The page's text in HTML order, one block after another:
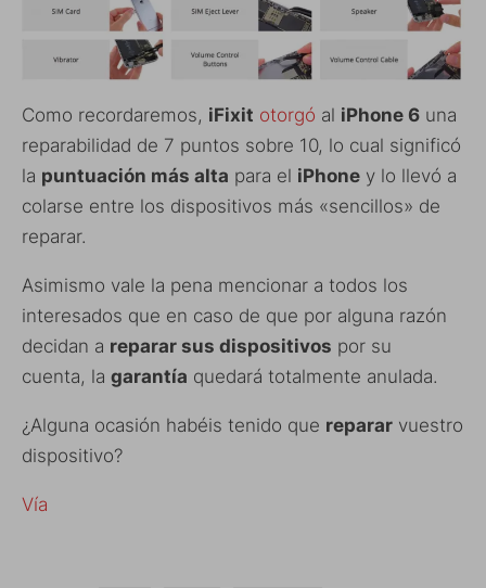
Como recordaremos, iFixit otorgó al iPhone 6 una
reparabilidad de 7 puntos sobre 10, lo cual significó
la puntuación más alta para el iPhone y lo llevó a
colarse entre los dispositivos más «sencillos» de
reparar.
Asimismo vale la pena mencionar a todos los
interesados que en caso de que por alguna razón
decidan a reparar sus dispositivos por su
cuenta, la garantía quedará totalmente anulada.
¿Alguna ocasión habéis tenido que reparar vuestro
dispositivo?
Vía